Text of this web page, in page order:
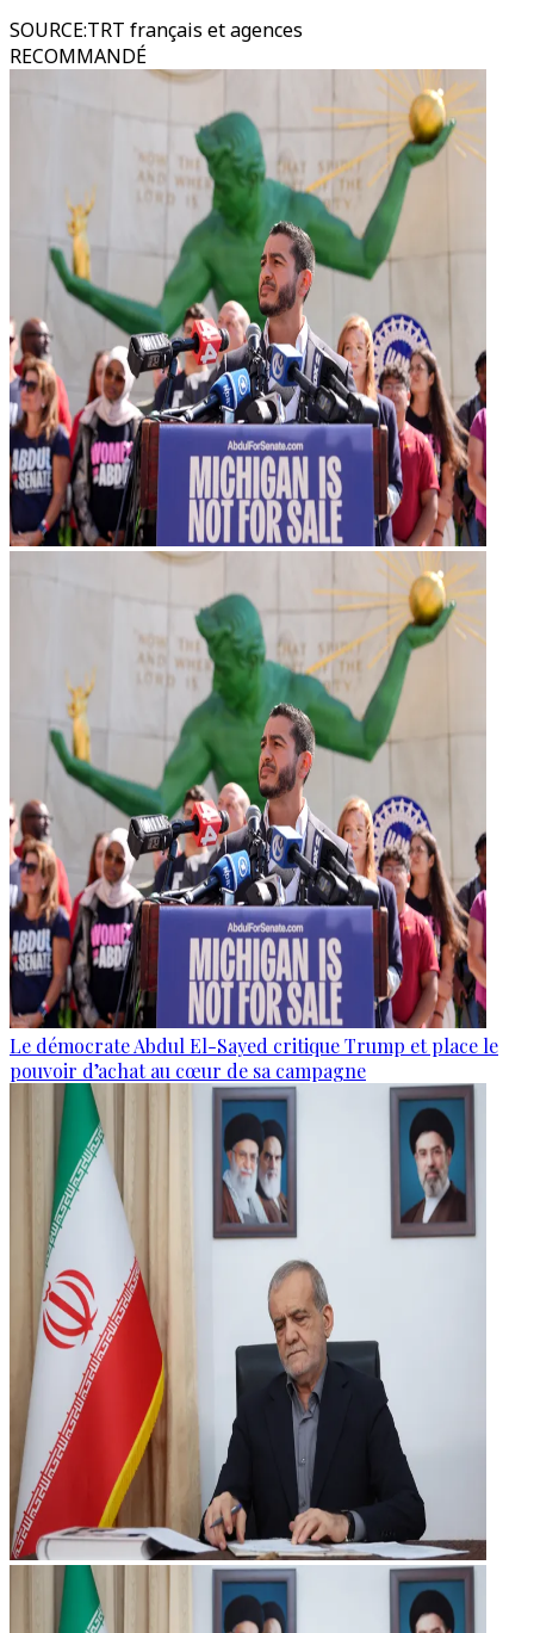
SOURCE:TRT français et agences
RECOMMANDÉ
Le démocrate Abdul El-Sayed critique Trump et place le
pouvoir d’achat au cœur de sa campagne